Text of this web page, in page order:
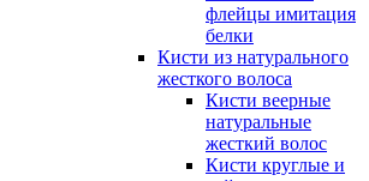
флейцы имитация
белки
Кисти из натурального
жесткого волоса
Кисти веерные
натуральные
жесткий волос
Кисти круглые и